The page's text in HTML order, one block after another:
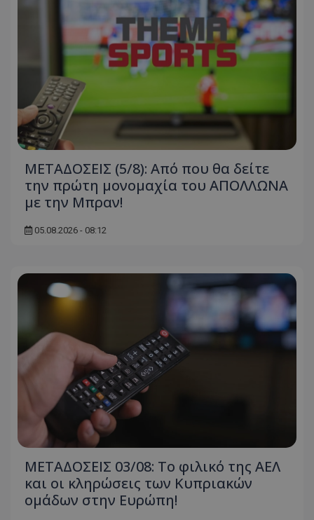
ΜΕΤΑΔΟΣΕΙΣ (5/8): Από που θα δείτε
την πρώτη μονομαχία του ΑΠΟΛΛΩΝΑ
με την Μπραν!
05.08.2026 - 08:12
ΜΕΤΑΔΟΣΕΙΣ 03/08: Το φιλικό της ΑΕΛ
και οι κληρώσεις των Κυπριακών
ομάδων στην Ευρώπη!